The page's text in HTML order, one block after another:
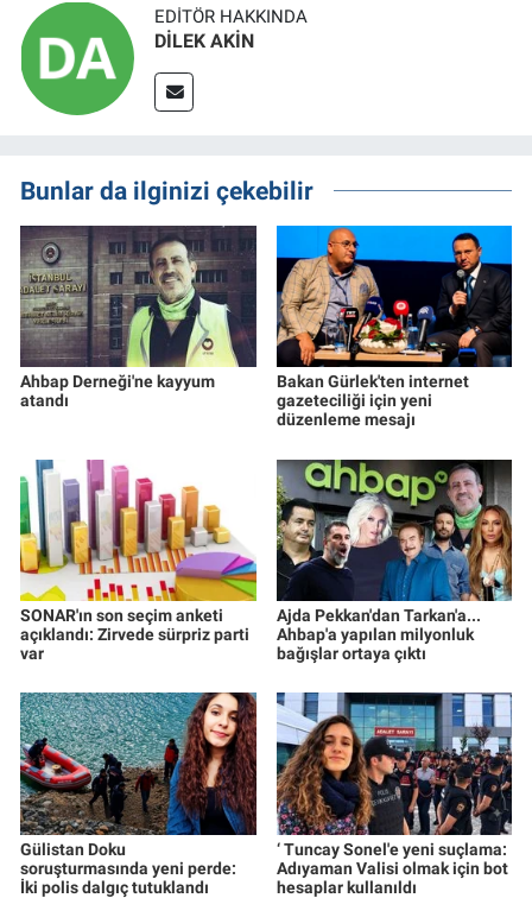
EDITÖR HAKKINDA
DİLEK AKİN
Bunlar da ilginizi çekebilir
Ahbap Derneği'ne kayyum
atandı
Bakan Gürlek'ten internet
gazeteciliği için yeni
düzenleme mesajı
SONAR'ın son seçim anketi
açıklandı: Zirvede sürpriz parti
var
Ajda Pekkan'dan Tarkan'a...
Ahbap'a yapılan milyonluk
bağışlar ortaya çıktı
Gülistan Doku
soruşturmasında yeni perde:
İki polis dalgıç tutuklandı
‘ Tuncay Sonel'e yeni suçlama:
Adıyaman Valisi olmak için bot
hesaplar kullanıldı